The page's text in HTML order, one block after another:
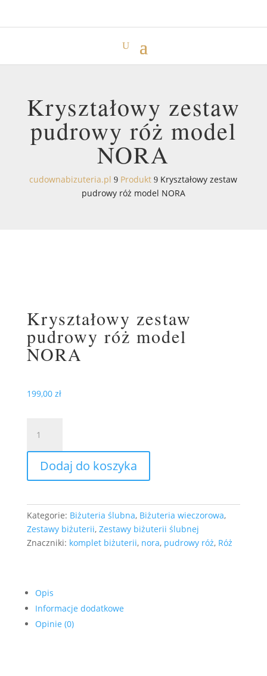
Kryształowy zestaw
pudrowy róż model
NORA
cudownabizuteria.pl 9 Produkt 9 Kryształowy zestaw
pudrowy róż model NORA
Kryształowy zestaw
pudrowy róż model
NORA
199,00 zł
Kryształowy
zestaw
pudrowy
róż
NORA
Dodaj do koszyka
Kategorie: Biżuteria ślubna, Biżuteria wieczorowa,
Zestawy biżuterii, Zestawy biżuterii ślubnej
Znaczniki: komplet biżuterii, nora, pudrowy róż, Róż
Opis
Informacje dodatkowe
Opinie (0)